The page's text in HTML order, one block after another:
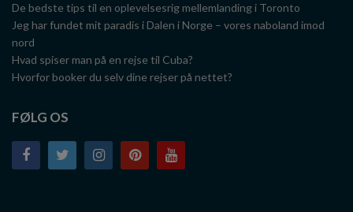
De bedste tips til en oplevelsesrig mellemlanding i Toronto
Jeg har fundet mit paradis i Dalen i Norge – vores naboland imod
nord
Hvad spiser man på en rejse til Cuba?
Hvorfor booker du selv dine rejser på nettet?
FØLG OS